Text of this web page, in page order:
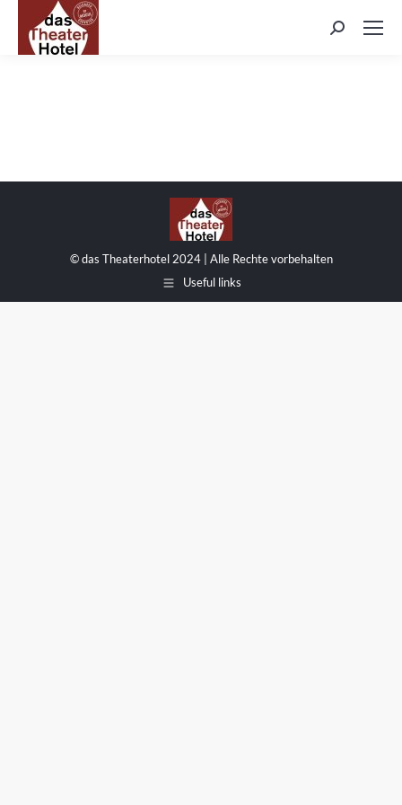
Search:
© das Theaterhotel 2024 | Alle Rechte vorbehalten
Useful links